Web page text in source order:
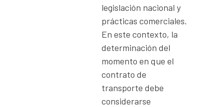
legislación nacional y
prácticas comerciales.
En este contexto, la
determinación del
momento en que el
contrato de
transporte debe
considerarse